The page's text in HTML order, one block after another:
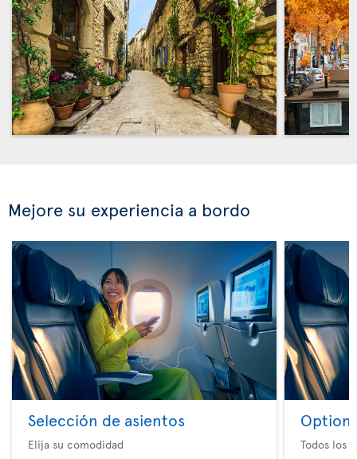
Mejore su experiencia a bordo
Selección de asientos
Elija su comodidad
Option
Todos los